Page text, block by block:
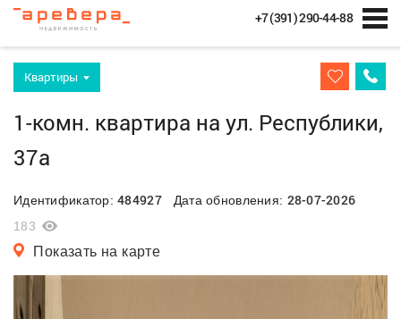
+7 (391) 290-44-88
Квартиры
1-комн. квартира на ул. Республики,
37а
Идентификатор:484927Дата обновления: 28-07-2026
183
Показать на карте